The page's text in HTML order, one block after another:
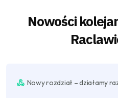
Nowości
Nowy rozdział – działamy